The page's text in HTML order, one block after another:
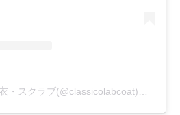
Classico (クラシコ)- 白衣・スクラブ(@classicolabcoat)がシェアした投稿